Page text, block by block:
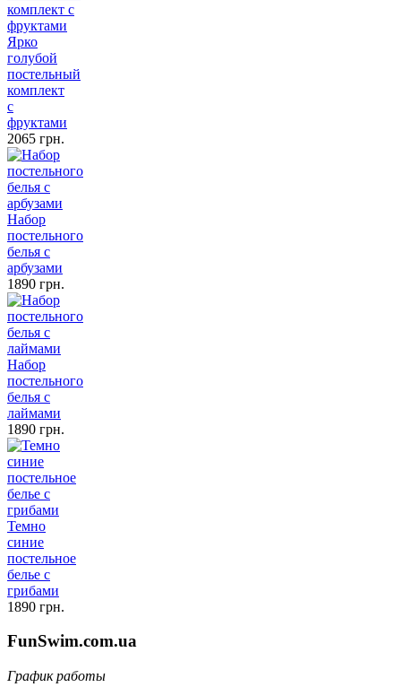
Ярко
голубой
постельный
комплект
с
фруктами
2065 грн.
Набор
постельного
белья с
арбузами
1890 грн.
Набор
постельного
белья с
лаймами
1890 грн.
Темно
синие
постельное
белье с
грибами
1890 грн.
FunSwim.com.ua
График работы